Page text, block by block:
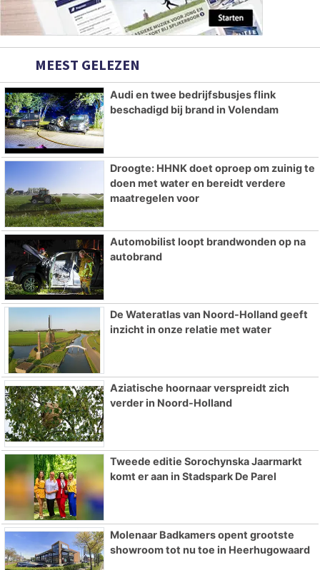
MEEST GELEZEN
Audi en twee bedrijfsbusjes flink
beschadigd bij brand in Volendam
Droogte: HHNK doet oproep om zuinig te
doen met water en bereidt verdere
maatregelen voor
Automobilist loopt brandwonden op na
autobrand
De Wateratlas van Noord-Holland geeft
inzicht in onze relatie met water
Aziatische hoornaar verspreidt zich
verder in Noord-Holland
Tweede editie Sorochynska Jaarmarkt
komt er aan in Stadspark De Parel
Molenaar Badkamers opent grootste
showroom tot nu toe in Heerhugowaard